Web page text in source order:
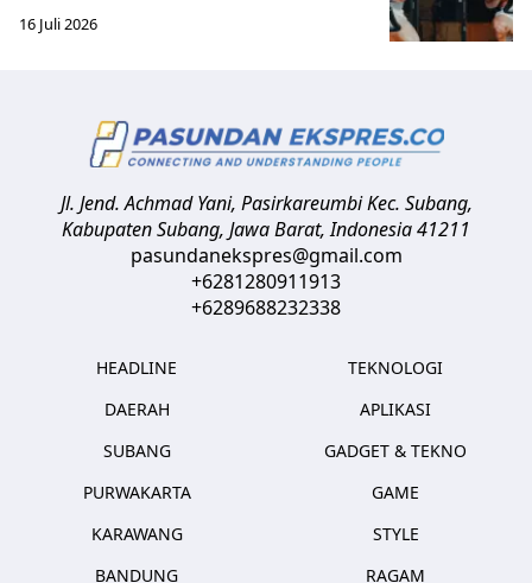
16 Juli 2026
Jl. Jend. Achmad Yani, Pasirkareumbi Kec. Subang,
Kabupaten Subang, Jawa Barat,Indonesia41211
pasundanekspres@gmail.com
+6281280911913
+6289688232338
HEADLINE
DAERAH
SUBANG
PURWAKARTA
KARAWANG
BANDUNG
TEKNOLOGI
APLIKASI
GADGET & TEKNO
GAME
STYLE
RAGAM